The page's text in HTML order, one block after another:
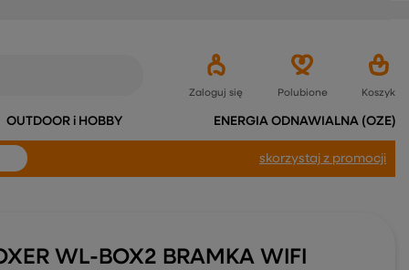
Zaloguj się Polubione Koszyk
OUTDOOR i HOBBY ENERGIA ODNAWIALNA (OZE)
skorzystaj z promocji
WL-BOX2 BRAMKA WIFI